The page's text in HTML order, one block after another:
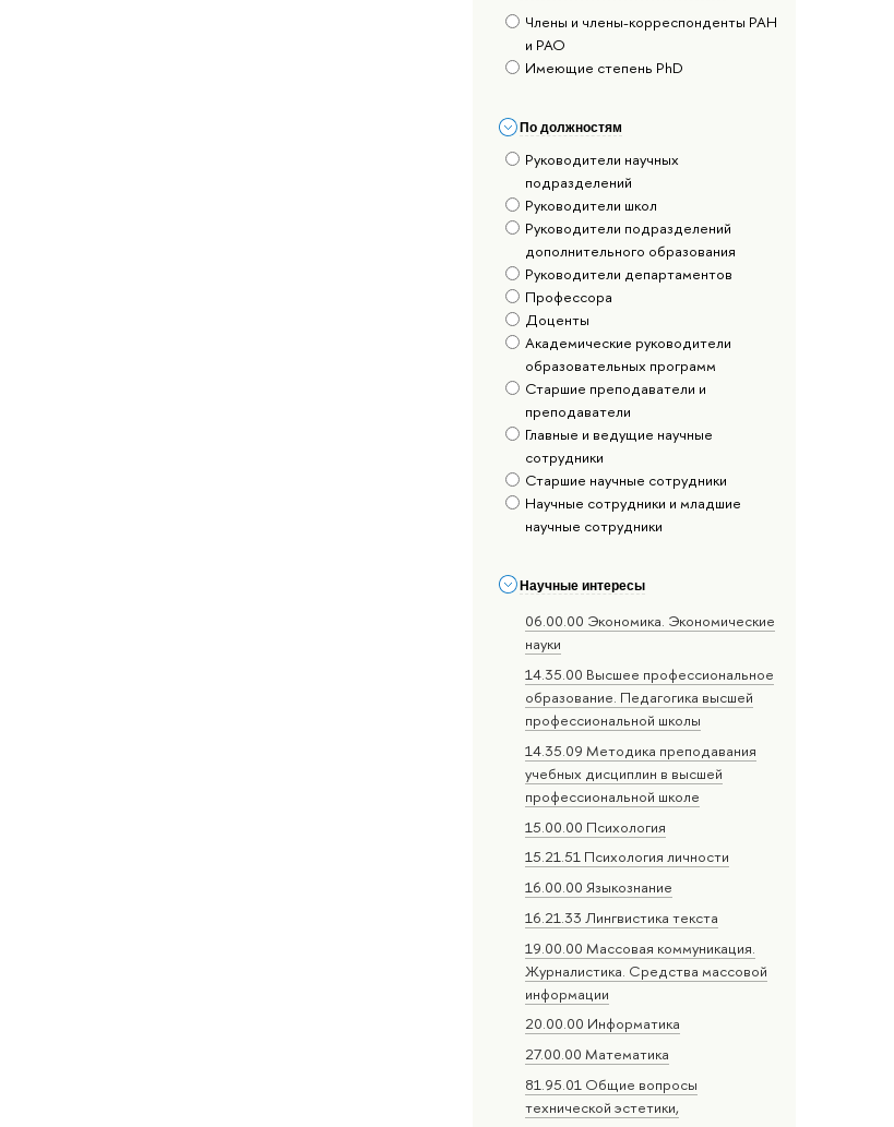
Члены и члены-корреспонденты РАН
и РАО
Имеющие степень PhD
По должностям
Руководители научных
подразделений
Руководители школ
Руководители подразделений
дополнительного образования
Руководители департаментов
Профессора
Доценты
Академические руководители
образовательных программ
Старшие преподаватели и
преподаватели
Главные и ведущие научные
сотрудники
Старшие научные сотрудники
Научные сотрудники и младшие
научные сотрудники
Научные интересы
06.00.00 Экономика. Экономические
науки
14.35.00 Высшее профессиональное
образование. Педагогика высшей
профессиональной школы
14.35.09 Методика преподавания
учебных дисциплин в высшей
профессиональной школе
15.00.00 Психология
15.21.51 Психология личности
16.00.00 Языкознание
16.21.33 Лингвистика текста
19.00.00 Массовая коммуникация.
Журналистика. Средства массовой
информации
20.00.00 Информатика
27.00.00 Математика
81.95.01 Общие вопросы
технической эстетики,